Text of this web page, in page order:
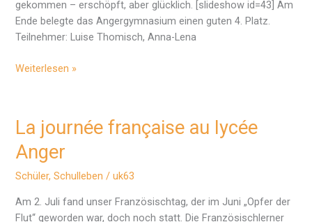
gekommen – erschöpft, aber glücklich. [slideshow id=43] Am
Ende belegte das Angergymnasium einen guten 4. Platz.
Teilnehmer: Luise Thomisch, Anna-Lena
Schülertriathlon
Weiterlesen »
La journée française au lycée
Anger
Schüler,Schulleben /uk63
Am 2. Juli fand unser Französischtag, der im Juni „Opfer der
Flut“ geworden war, doch noch statt. Die Französischlerner